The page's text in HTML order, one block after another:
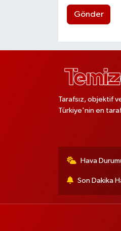
Gönder
Tarafsız, objektif
Türkiye'nin en
Hava
Son Dakika